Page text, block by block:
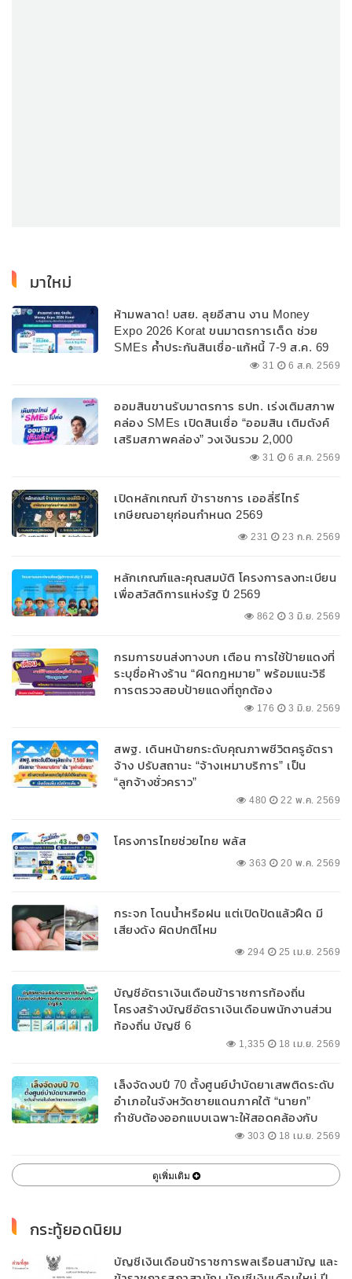
มาใหม่
ห้ามพลาด! บสย. ลุยอีสาน งาน Money
Expo 2026 Korat ขนมาตรการเด็ด ช่วย
SMEs ค้ำประกันสินเชื่อ-แก้หนี้ 7-9 ส.ค. 69
31 6 ส.ค. 2569
ออมสินขานรับมาตรการ ธปท. เร่งเติมสภาพ
คล่อง SMEs เปิดสินเชื่อ “ออมสิน เติมตังค์
เสริมสภาพคล่อง” วงเงินรวม 2,000
ลบ.สนับสนุนเงินทุนหมุนเวียนวงเงินกู้สูงสุด
31 6 ส.ค. 2569
เปิดหลักเกณฑ์ ข้าราชการ เออลี่รีไทร์
เกษียณอายุก่อนกำหนด 2569
231 23 ก.ค. 2569
หลักเกณฑ์และคุณสมบัติ โครงการลงทะเบียน
เพื่อสวัสดิการแห่งรัฐ ปี 2569
862 3 มิ.ย. 2569
กรมการขนส่งทางบก เตือน การใช้ป้ายแดงที่
ระบุชื่อห้างร้าน “ผิดกฎหมาย” พร้อมแนะวิธี
การตรวจสอบป้ายแดงที่ถูกต้อง
176 3 มิ.ย. 2569
สพฐ. เดินหน้ายกระดับคุณภาพชีวิตครูอัตรา
จ้าง ปรับสถานะ “จ้างเหมาบริการ” เป็น
“ลูกจ้างชั่วคราว”
480 22 พ.ค. 2569
โครงการไทยช่วยไทย พลัส
363 20 พ.ค. 2569
กระจก โดนน้ำหรือฝน แต่เปิดปัดแล้วฝืด มี
เสียงดัง ผิดปกติไหม
294 25 เม.ย. 2569
บัญชีอัตราเงินเดือนข้าราชการท้องถิ่น
โครงสร้างบัญชีอัตราเงินเดือนพนักงานส่วน
ท้องถิ่น บัญชี 6
1,335 18 เม.ย. 2569
เล็งจัดงบปี 70 ตั้งศูนย์บำบัดยาเสพติดระดับ
อำเภอในจังหวัดชายแดนภาคใต้ “นายก”
กำชับต้องออกแบบเฉพาะให้สอดคล้องกับ
303 18 เม.ย. 2569
ดูเพิ่มเติม
กระทู้ยอดนิยม
บัญชีเงินเดือนข้าราชการพลเรือนสามัญ และ